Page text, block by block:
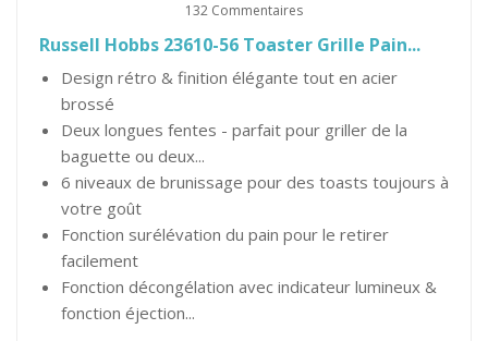
132 Commentaires
Russell Hobbs 23610-56 Toaster Grille Pain...
Design rétro & finition élégante tout en acier
brossé
Deux longues fentes - parfait pour griller de la
baguette ou deux...
6 niveaux de brunissage pour des toasts toujours à
votre goût
Fonction surélévation du pain pour le retirer
facilement
Fonction décongélation avec indicateur lumineux &
fonction éjection...